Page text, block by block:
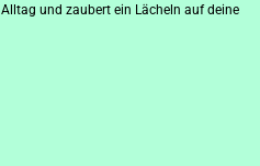
und zaubert ein Lächeln auf deine